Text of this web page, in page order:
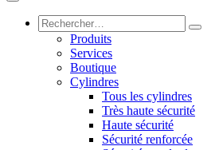
Produits
Services
Boutique
Cylindres
Tous les cylindres
Très haute sécurité
Haute sécurité
Sécurité renforcée